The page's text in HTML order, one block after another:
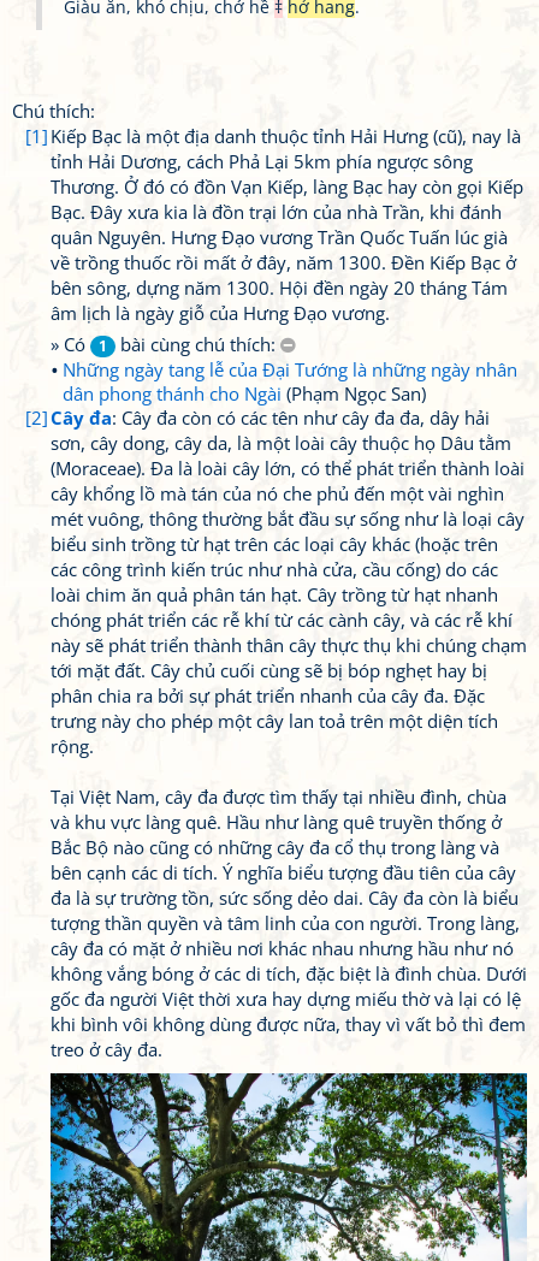
Giàu ăn, khó chịu, chớ hề ‡ hở hang.
Chú thích:
[1] Kiếp Bạc là một địa danh thuộc tỉnh Hải Hưng (cũ), nay là
tỉnh Hải Dương, cách Phả Lại 5km phía ngược sông
Thương. Ở đó có đồn Vạn Kiếp, làng Bạc hay còn gọi Kiếp
Bạc. Đây xưa kia là đồn trại lớn của nhà Trần, khi đánh
quân Nguyên. Hưng Đạo vương Trần Quốc Tuấn lúc già
về trồng thuốc rồi mất ở đây, năm 1300. Đền Kiếp Bạc ở
bên sông, dựng năm 1300. Hội đền ngày 20 tháng Tám
âm lịch là ngày giỗ của Hưng Đạo vương.
» Có
1
bài cùng chú thích:
Những ngày tang lễ của Đại Tướng là những ngày nhân
dân phong thánh cho Ngài (Phạm Ngọc San)
[2]Cây đa: Cây đa còn có các tên như cây đa đa, dây hải
sơn, cây dong, cây da, là một loài cây thuộc họ Dâu tằm
(Moraceae). Đa là loài cây lớn, có thể phát triển thành loài
cây khổng lồ mà tán của nó che phủ đến một vài nghìn
mét vuông, thông thường bắt đầu sự sống như là loại cây
biểu sinh trồng từ hạt trên các loại cây khác (hoặc trên
các công trình kiến trúc như nhà cửa, cầu cống) do các
loài chim ăn quả phân tán hạt. Cây trồng từ hạt nhanh
chóng phát triển các rễ khí từ các cành cây, và các rễ khí
này sẽ phát triển thành thân cây thực thụ khi chúng chạm
tới mặt đất. Cây chủ cuối cùng sẽ bị bóp nghẹt hay bị
phân chia ra bởi sự phát triển nhanh của cây đa. Đặc
trưng này cho phép một cây lan toả trên một diện tích
rộng.
Tại Việt Nam, cây đa được tìm thấy tại nhiều đình, chùa
và khu vực làng quê. Hầu như làng quê truyền thống ở
Bắc Bộ nào cũng có những cây đa cổ thụ trong làng và
bên cạnh các di tích. Ý nghĩa biểu tượng đầu tiên của cây
đa là sự trường tồn, sức sống dẻo dai. Cây đa còn là biểu
tượng thần quyền và tâm linh của con người. Trong làng,
cây đa có mặt ở nhiều nơi khác nhau nhưng hầu như nó
không vắng bóng ở các di tích, đặc biệt là đình chùa. Dưới
gốc đa người Việt thời xưa hay dựng miếu thờ và lại có lệ
khi bình vôi không dùng được nữa, thay vì vất bỏ thì đem
treo ở cây đa.